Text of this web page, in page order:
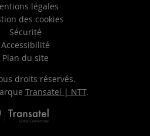
légales
des cookies
Sécurité
Accessibilité
Plan du site
droits réservés.
Transatel | NTT.